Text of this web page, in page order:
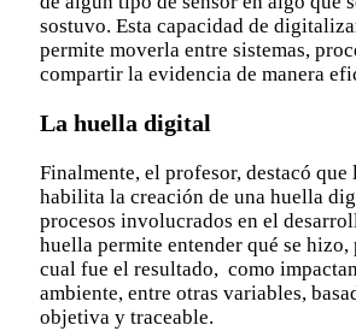
sostuvo. Esta capacidad de
permite moverla entre sistemas,
compartir la evidencia de manera
La huella digital
Finalmente, el profesor, destacó
habilita la creación de una huella
procesos involucrados en el
huella permite entender qué se hizo,
cual fue el resultado, como
ambiente, entre otras variables,
objetiva y traceable.